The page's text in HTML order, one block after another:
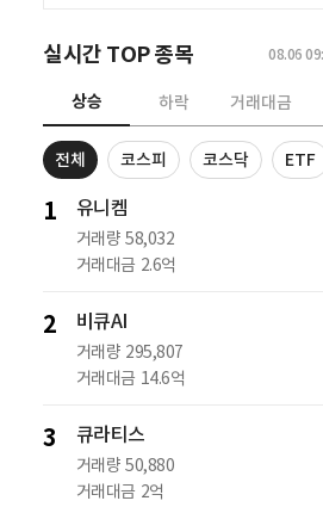
실시간 TOP 종목 08.06
상승 하락 거래대금
전체 코스피 코스닥 ETF
1 유니켐
거래량 58,032
거래대금 2.6억
2 비큐AI
거래량 295,807
거래대금 14.6억
3 큐라티스
거래량 50,880
거래대금 2억